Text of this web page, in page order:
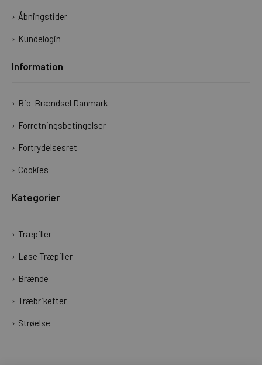
Åbningstider
Kundelogin
Information
Bio-Brændsel Danmark
Forretningsbetingelser
Fortrydelsesret
Cookies
Kategorier
Træpiller
Løse Træpiller
Brænde
Træbriketter
Strøelse